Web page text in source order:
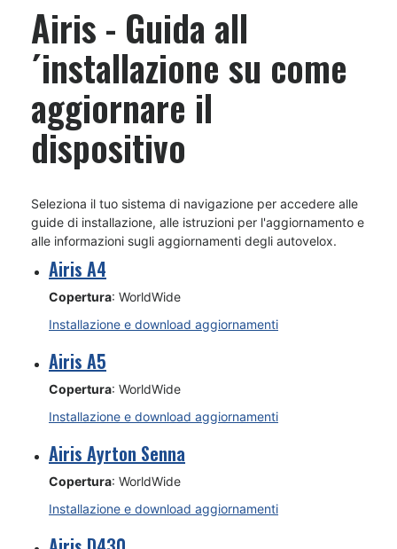
Airis - Guida all
´installazione su come
aggiornare il
dispositivo
Seleziona il tuo sistema di navigazione per accedere alle
guide di installazione, alle istruzioni per l'aggiornamento e
alle informazioni sugli aggiornamenti degli autovelox.
Airis A4
Copertura: WorldWide
Installazione e download aggiornamenti
Airis A5
Copertura: WorldWide
Installazione e download aggiornamenti
Airis Ayrton Senna
Copertura: WorldWide
Installazione e download aggiornamenti